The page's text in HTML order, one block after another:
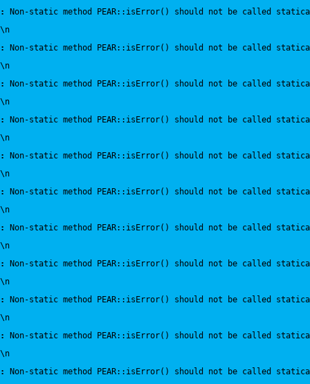
:
Non-static method PEAR::isError() should not be called
\n
:
Non-static method PEAR::isError() should not be called
\n
:
Non-static method PEAR::isError() should not be called
\n
:
Non-static method PEAR::isError() should not be called
\n
:
Non-static method PEAR::isError() should not be called
\n
:
Non-static method PEAR::isError() should not be called
\n
:
Non-static method PEAR::isError() should not be called
\n
:
Non-static method PEAR::isError() should not be called
\n
:
Non-static method PEAR::isError() should not be called
\n
:
Non-static method PEAR::isError() should not be called
\n
:
Non-static method PEAR::isError() should not be called